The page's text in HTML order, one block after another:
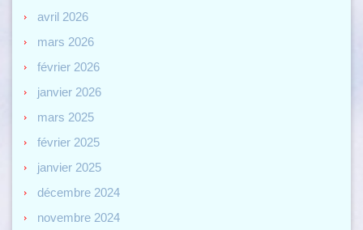
avril 2026
mars 2026
février 2026
janvier 2026
mars 2025
février 2025
janvier 2025
décembre 2024
novembre 2024